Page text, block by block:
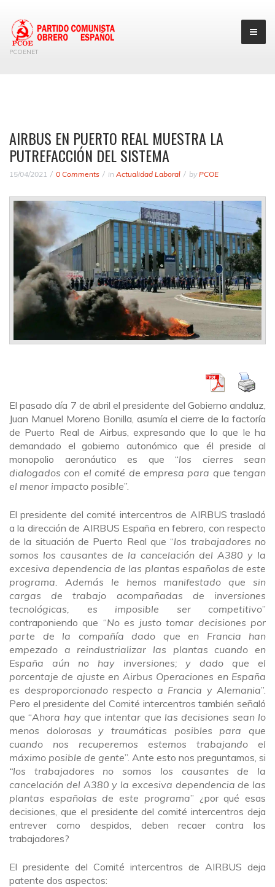
PCOENET
AIRBUS EN PUERTO REAL MUESTRA LA
PUTREFACCIÓN DEL SISTEMA
15/04/2021 0 Comments in Actualidad Laboral by PCOE
El pasado día 7 de abril el presidente del Gobierno andaluz,
Juan Manuel Moreno Bonilla, asumía el cierre de la factoría
de Puerto Real de Airbus, expresando que lo que le ha
demandado el gobierno autonómico que él preside al
monopolio aeronáutico es que “los cierres sean
dialogados con el comité de empresa para que tengan
el menor impacto posible”.
El presidente del comité intercentros de AIRBUS trasladó
a la dirección de AIRBUS España en febrero, con respecto
de la situación de Puerto Real que “los trabajadores no
somos los causantes de la cancelación del A380 y la
excesiva dependencia de las plantas españolas de este
programa. Además le hemos manifestado que sin
cargas de trabajo acompañadas de inversiones
tecnológicas, es imposible ser competitivo”
contraponiendo que “No es justo tomar decisiones por
parte de la compañía dado que en Francia han
empezado a reindustrializar las plantas cuando en
España aún no hay inversiones; y dado que el
porcentaje de ajuste en Airbus Operaciones en España
es desproporcionado respecto a Francia y Alemania”.
Pero el presidente del Comité intercentros también señaló
que “Ahora hay que intentar que las decisiones sean lo
menos dolorosas y traumáticas posibles para que
cuando nos recuperemos estemos trabajando el
máximo posible de gente”. Ante esto nos preguntamos, si
“los trabajadores no somos los causantes de la
cancelación del A380 y la excesiva dependencia de las
plantas españolas de este programa” ¿por qué esas
decisiones, que el presidente del comité intercentros deja
entrever como despidos, deben recaer contra los
trabajadores?
El presidente del Comité intercentros de AIRBUS deja
patente dos aspectos: